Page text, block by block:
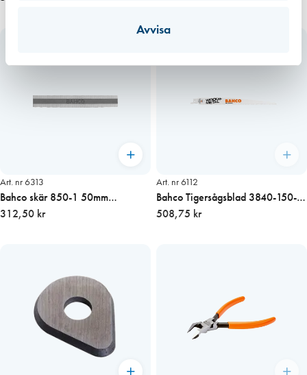
Avvisa
Art. nr 6313
Bahco skär 850-1 50mm
Vågformat
312,50 kr
Art. nr 6112
Bahco Tigersågsblad 3840-150-6-
ST 5st/fp
508,75 kr